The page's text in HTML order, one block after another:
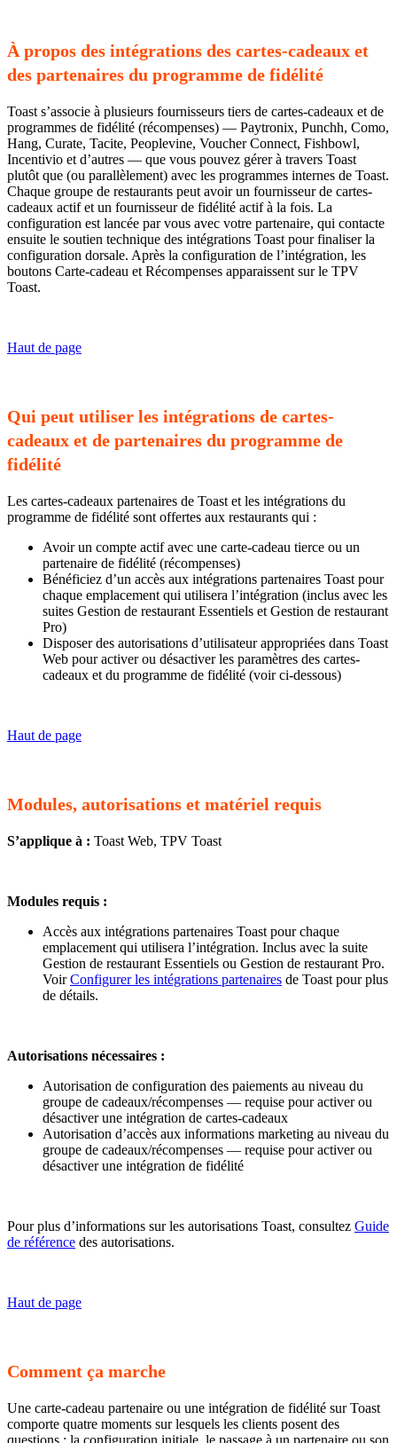
À propos des intégrations des cartes-cadeaux et
des partenaires du programme de fidélité
Toast s’associe à plusieurs fournisseurs tiers de cartes-cadeaux et de
programmes de fidélité (récompenses) — Paytronix, Punchh, Como,
Hang, Curate, Tacite, Peoplevine, Voucher Connect, Fishbowl,
Incentivio et d’autres — que vous pouvez gérer à travers Toast
plutôt que (ou parallèlement) avec les programmes internes de Toast.
Chaque groupe de restaurants peut avoir un fournisseur de cartes-
cadeaux actif et un fournisseur de fidélité actif à la fois. La
configuration est lancée par vous avec votre partenaire, qui contacte
ensuite le soutien technique des intégrations Toast pour finaliser la
configuration dorsale. Après la configuration de l’intégration, les
boutons Carte-cadeau et Récompenses apparaissent sur le TPV
Toast.
Haut de page
Qui peut utiliser les intégrations de cartes-
cadeaux et de partenaires du programme de
fidélité
Les cartes-cadeaux partenaires de Toast et les intégrations du
programme de fidélité sont offertes aux restaurants qui :
Avoir un compte actif avec une carte-cadeau tierce ou un
partenaire de fidélité (récompenses)
Bénéficiez d’un accès aux intégrations partenaires Toast pour
chaque emplacement qui utilisera l’intégration (inclus avec les
suites Gestion de restaurant Essentiels et Gestion de restaurant
Pro)
Disposer des autorisations d’utilisateur appropriées dans Toast
Web pour activer ou désactiver les paramètres des cartes-
cadeaux et du programme de fidélité (voir ci-dessous)
Haut de page
Modules, autorisations et matériel requis
S’applique à : Toast Web, TPV Toast
Modules requis :
Accès aux intégrations partenaires Toast pour chaque
emplacement qui utilisera l’intégration. Inclus avec la suite
Gestion de restaurant Essentiels ou Gestion de restaurant Pro.
VoirConfigurer les intégrations partenaires de Toast pour plus
de détails.
Autorisations nécessaires :
Autorisation de configuration des paiements au niveau du
groupe de cadeaux/récompenses — requise pour activer ou
désactiver une intégration de cartes-cadeaux
Autorisation d’accès aux informations marketing au niveau du
groupe de cadeaux/récompenses — requise pour activer ou
désactiver une intégration de fidélité
Pour plus d’informations sur les autorisations Toast, consultez Guide
de référence des autorisations.
Haut de page
Comment ça marche
Une carte-cadeau partenaire ou une intégration de fidélité sur Toast
comporte quatre moments sur lesquels les clients posent des
questions : la configuration initiale, le passage à un partenaire ou son